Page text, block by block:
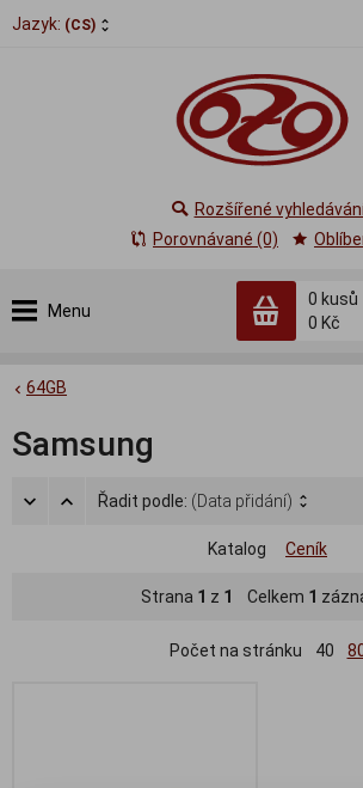
Jazyk: (CS)
Menu
0 kusů
0 Kč
Rozšířené
Porovnávané (0)
64GB
Samsung
Řadit podle: (Data přidání)
Katalog Ceník
Strana 1 z 1 Celkem 1
Počet na stránku 40